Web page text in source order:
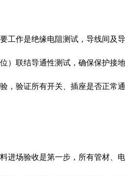
作是绝缘电阻测试，导线间及
）联结导通性测试，确保保护
，验证所有开关、插座是否正
场验收是第一步，所有管材、